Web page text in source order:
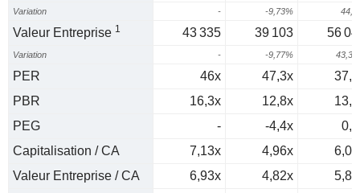
Variation - -9,73%
Valeur Entreprise 1 43 335 39 103 56
Variation - -9,77%
PER 46x 47,3x
PBR
16,3x 12,8x
PEG
- -4,4x
Capitalisation / CA
7,13x 4,96x
Valeur Entreprise / CA
6,93x 4,82x